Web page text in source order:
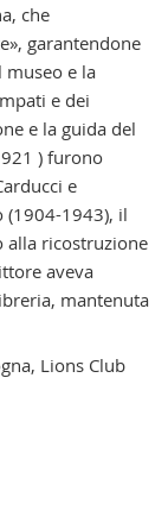
che
garantendone
e la
e dei
e la guida del
) furono
e
(1904-1943), il
alla ricostruzione
aveva
mantenuta
Lions Club